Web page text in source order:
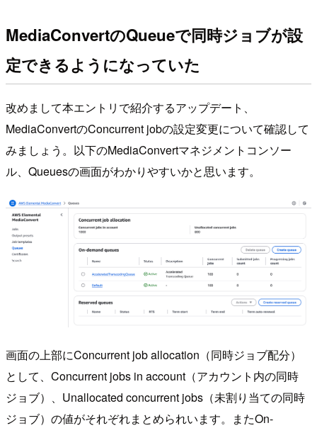
MediaConvertのQueueで同時ジョブが設
定できるようになっていた
改めまして本エントリで紹介するアップデート、
MediaConvertのConcurrent jobの設定変更について確認して
みましょう。以下のMediaConvertマネジメントコンソー
ル、Queuesの画面がわかりやすいかと思います。
画面の上部にConcurrent job allocation（同時ジョブ配分）
として、Concurrent jobs in account（アカウント内の同時
ジョブ）、Unallocated concurrent jobs（未割り当ての同時
ジョブ）の値がそれぞれまとめられいます。またOn-